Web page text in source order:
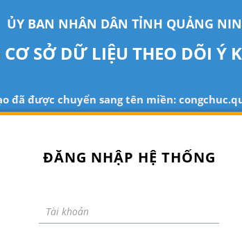
ỦY BAN NHÂN DÂN TỈNH QUẢNG
CƠ SỞ DỮ LIỆU THEO DÕI Ý
đã được chuyển sang tên miền:
ĐĂNG NHẬP HỆ THỐNG